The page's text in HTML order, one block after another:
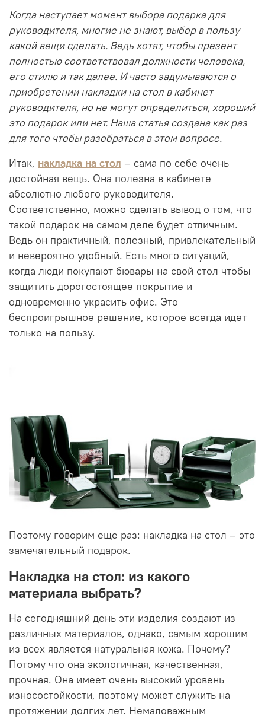
Когда наступает момент выбора подарка для
руководителя, многие не знают, выбор в пользу
какой вещи сделать. Ведь хотят, чтобы презент
полностью соответствовал должности человека,
его стилю и так далее. И часто задумываются о
приобретении накладки на стол в кабинет
руководителя, но не могут определиться, хороший
это подарок или нет. Наша статья создана как раз
для того чтобы разобраться в этом вопросе.
Итак, накладка на стол – сама по себе очень
достойная вещь. Она полезна в кабинете
абсолютно любого руководителя.
Соответственно, можно сделать вывод о том, что
такой подарок на самом деле будет отличным.
Ведь он практичный, полезный, привлекательный
и невероятно удобный. Есть много ситуаций,
когда люди покупают бювары на свой стол чтобы
защитить дорогостоящее покрытие и
одновременно украсить офис. Это
беспроигрышное решение, которое всегда идет
только на пользу.
Поэтому говорим еще раз: накладка на стол – это
замечательный подарок.
Накладка на стол: из какого
материала выбрать?
На сегодняшний день эти изделия создают из
различных материалов, однако, самым хорошим
из всех является натуральная кожа. Почему?
Потому что она экологичная, качественная,
прочная. Она имеет очень высокий уровень
износостойкости, поэтому может служить на
протяжении долгих лет. Немаловажным